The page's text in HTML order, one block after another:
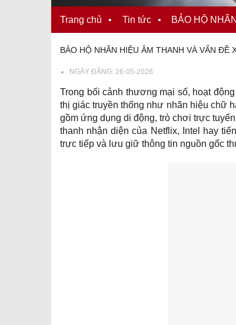
Trang chủ • Tin tức • BẢO HỘ
BẢO HỘ NHÃN HIỆU ÂM THANH VÀ VẤN ĐỀ
NGÀY ĐĂNG: 26-05-2026
Trong bối cảnh thương mại số, hoạt
thị giác truyền thống như nhãn hiệu chữ
gồm ứng dụng di động, trò chơi trực
thanh nhận diện của Netflix, Intel hay
trực tiếp và lưu giữ thông tin nguồn gốc